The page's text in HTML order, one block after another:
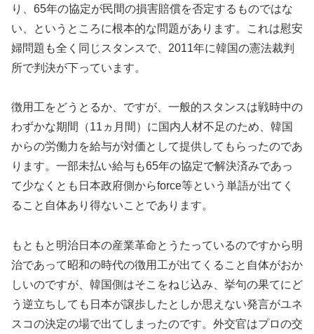
り、65年の協定が民間の損害賠償を否定するものではな
い、というところに根本的な問題があります。これは慰安
婦問題も全く同じスタンスで、2011年に韓国の憲法裁判
所で判決が下っています。
徴用工をどうとるか、ですが、一般的スタンスは戦時中の
わずかな期間（11ヵ月間）に国内人材不足のため、韓国
からの労働力を給与が対価として提供してもらったのであ
ります。一部未払い給与も65年の協定で解決済みであっ
て少なくとも日本政府側からforce等という単語が出てく
ること自体あり得ないことであります。
もともと明治日本の産業革命とうたっているのですから明
治であって昭和の時代の徴用工が出てくること自体がおか
しいのですが、韓国側はそこをねじ込み、挙句の果てにど
う逆立ちしても日本が譲歩したとしか思えない発言がユネ
スコの決定の場で出てしまったのです。外交官はプロの交